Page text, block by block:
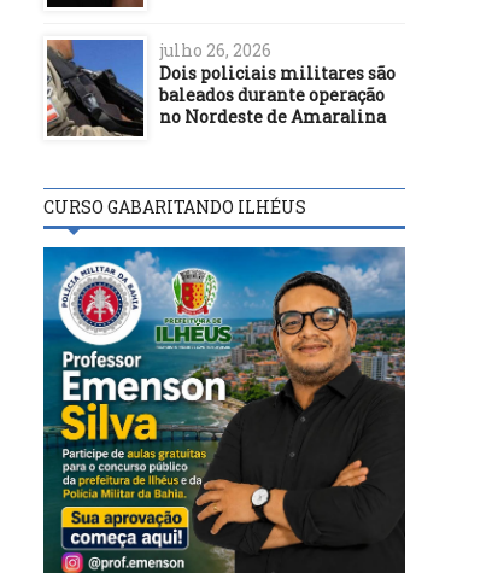
julho 26, 2026
Dois policiais militares são
baleados durante operação
no Nordeste de Amaralina
CURSO GABARITANDO ILHÉUS